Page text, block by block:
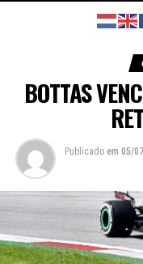
BOTTAS
Publicado em 05/